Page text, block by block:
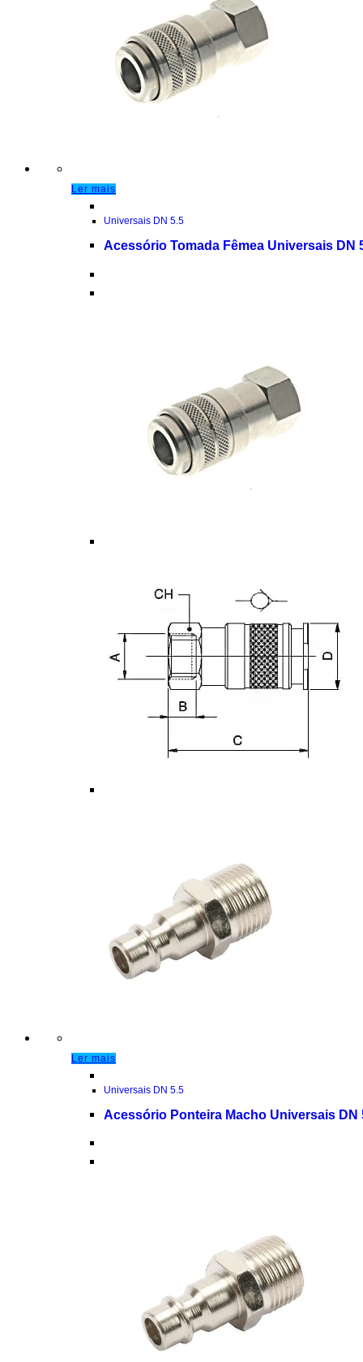
Ler mais
Universais DN 5.5
Acessório Tomada Fêmea Universais DN
Ler mais
Universais DN 5.5
Acessório Ponteira Macho Universais DN